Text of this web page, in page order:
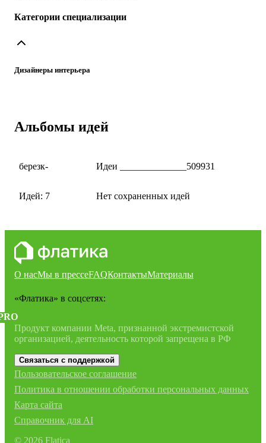
Категории специализации
Дизайнеры интерьера
Альбомы идей
березк-
Идей: 7
Идеи ______________509931
Нет сохраненных идей
О насМы в прессеFAQКонтактыМатериалы
«Флатика» в соцсетях:
Продукт компании Meta, признанной экстремистской
организацией, деятельность которой запрещена в РФ
Связаться с поддержкой
Пользовательское соглашение
Политика в отношении обработки персональных данных
Карта сайта
Справочник для AI
© 2026 Flatica